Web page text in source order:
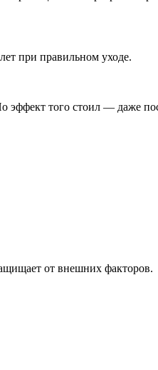
при правильном уходе.
эффект того стоил — даже
от внешних факторов.